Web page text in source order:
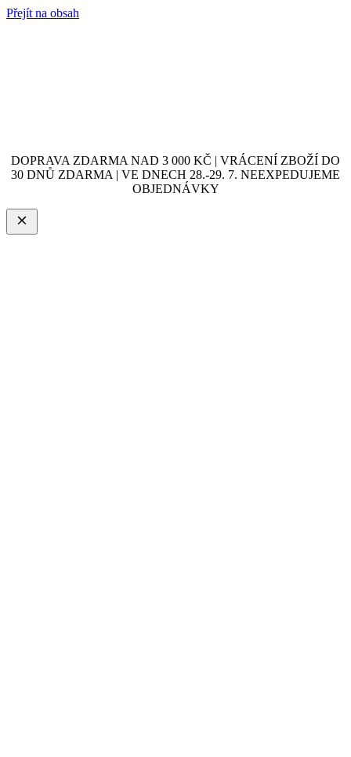
Přejít na obsah
DOPRAVA ZDARMA NAD 3 000 KČ | VRÁCENÍ ZBOŽÍ DO
30 DNŮ ZDARMA | VE DNECH 28.-29. 7. NEEXPEDUJEME
OBJEDNÁVKY